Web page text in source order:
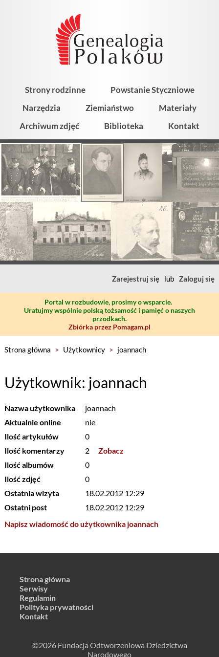
Strony rodzinne
Powstanie Styczniowe
Narzędzia
Ziemiaństwo
Materiały
Archiwum zdjęć
Biblioteka Kontakt
Zarejestruj się lub Zaloguj się
Portal w rozbudowie, prosimy o wsparcie.
Uratujmy wspólnie polską tożsamość i pamięć o naszych
przodkach.
Zbiórka przez Pomagam.pl
Strona główna > Użytkownicy > joannach
Użytkownik: joannach
Nazwa użytkownika
joannach
Aktualnie online
nie
Ilość artykułów
0
Ilość komentarzy
2
Zobacz
Ilość albumów
0
Ilość zdjęć
0
Ostatnia wizyta
18.02.2012 12:29
Ostatni post
18.02.2012 12:29
Napisz wiadomość do użytkownika joannach
Strona główna
Serwisy
Regulamin
Polityka prywatności
Kontakt
©2026 Fundacja Odtworzeniowa Dziedzictwa
Narodowego